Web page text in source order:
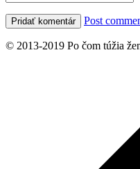
Post
© 2013-2019 Po čom túžia